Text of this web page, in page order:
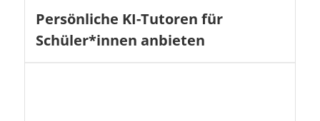
Persönliche KI-Tutoren für
Schüler*innen anbieten